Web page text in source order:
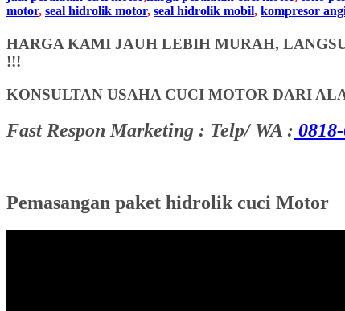
motor, seal hidrolik motor, seal hidrolik mobil, kompresor
HARGA KAMI JAUH LEBIH MURAH,
!!!
KONSULTAN USAHA CUCI MOTOR DARI
Fast Respon Marketing : Telp/ WA :
Pemasangan paket hidrolik cuci Motor